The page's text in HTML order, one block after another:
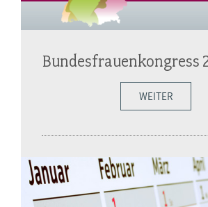
Bundesfrauenkongress
WEITER